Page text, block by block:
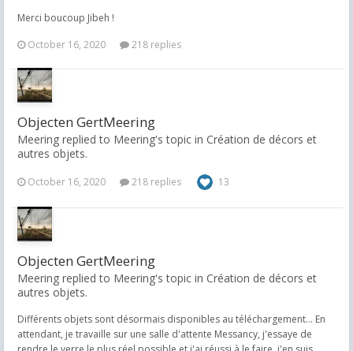
Merci boucoup Jibeh !
October 16, 2020
218 replies
Objecten GertMeering
Meering replied to Meering's topic in Création de décors et
autres objets.
October 16, 2020 218 replies 13
Objecten GertMeering
Meering replied to Meering's topic in Création de décors et
autres objets.
Différents objets sont désormais disponibles au téléchargement... En
attendant, je travaille sur une salle d'attente Messancy, j'essaye de